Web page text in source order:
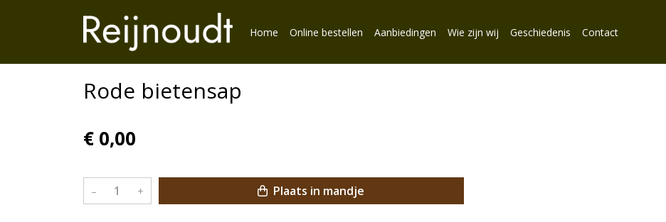
Home Online bestellen Aanbiedingen Wie zijn wij Geschiedenis Contact
Rode bietensap
€ 0,00
– + Plaats in mandje